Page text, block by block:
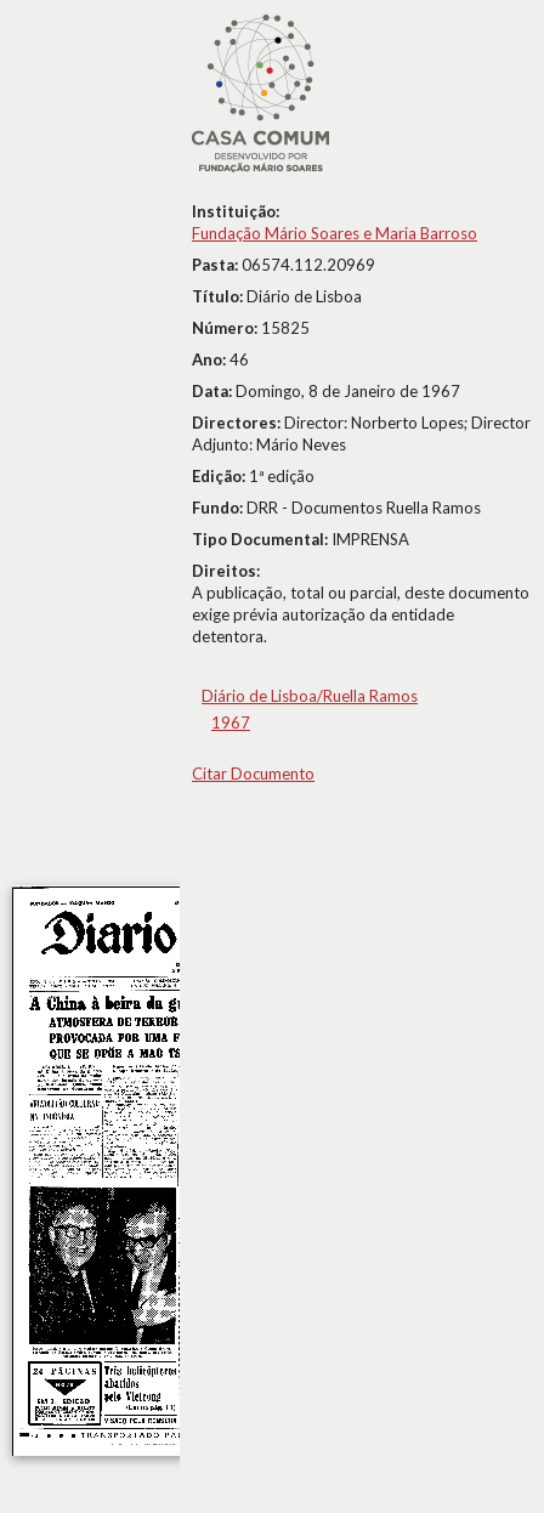
Instituição:
Fundação Mário Soares e Maria Barroso
Pasta:06574.112.20969
Título:Diário de Lisboa
Número: 15825
Ano:46
Data:Domingo, 8 de Janeiro de 1967
Directores:Director: Norberto Lopes; Director
Adjunto: Mário Neves
Edição: 1ª edição
Fundo:DRR - Documentos Ruella Ramos
Tipo Documental: IMPRENSA
Direitos:
A publicação, total ou parcial, deste documento
exige prévia autorização da entidade
detentora.
Diário de Lisboa/Ruella Ramos
1967
Citar Documento